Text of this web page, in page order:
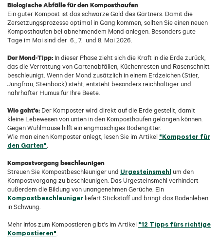
Biologische Abfälle für den Komposthaufen
Ein guter Kompost ist das schwarze Gold des Gärtners. Damit die
Zersetzungsprozesse optimal in Gang kommen, sollten Sie einen neuen
Komposthaufen bei abnehmendem Mond anlegen. Besonders gute
Tage im Mai sind der 6., 7. und 8. Mai 2026.
Der Mond-Tipp: In dieser Phase zieht sich die Kraft in die Erde zurück,
das die Verrottung von Gartenabfällen, Küchenresten und Rasenschnitt
beschleunigt. Wenn der Mond zusätzlich in einem Erdzeichen (Stier,
Jungfrau, Steinbock) steht, entsteht besonders reichhaltiger und
nahrhafter Humus für Ihre Beete.
Wie geht's: Der Komposter wird direkt auf die Erde gestellt, damit
kleine Lebewesen von unten in den Komposthaufen gelangen können.
Gegen Wühlmäuse hilft ein engmaschiges Bodengitter.
Wie man einen Komposter anlegt, lesen Sie im Artikel "Komposter für
den Garten"
Kompostvorgang beschleunigen
Streuen Sie Kompostbeschleuniger und Urgesteinsmehl um den
Kompostvorgang zu beschleunigen. Das Urgesteinsmehl verhindert
außerdem die Bildung von unangenehmen Gerüche. Ein
Kompostbeschleuniger liefert Stickstoff und bringt das Bodenleben
in Schwung.
Mehr Infos zum Kompostieren gibt's im Artikel "12 Tipps fürs richtige
Kompostieren"